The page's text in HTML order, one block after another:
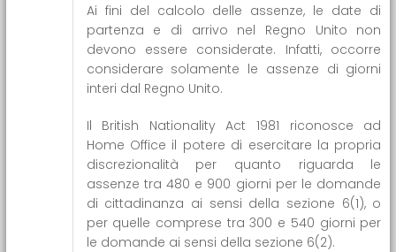
Ai fini del calcolo delle assenze, le date di
partenza e di arrivo nel Regno Unito non
devono essere considerate. Infatti, occorre
considerare solamente le assenze di giorni
interi dal Regno Unito.
Il British Nationality Act 1981 riconosce ad
Home Office il potere di esercitare la propria
discrezionalità per quanto riguarda le
assenze tra 480 e 900 giorni per le domande
di cittadinanza ai sensi della sezione 6(1), o
per quelle comprese tra 300 e 540 giorni per
le domande ai sensi della sezione 6(2).